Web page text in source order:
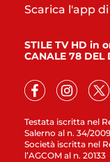
Testata iscritta nel
Salerno al n. 34/2009
Società iscritta nel
l’AGCOM al n. 20133
Scarica l'app di
STILE TV HD in
CANALE 78 DEL